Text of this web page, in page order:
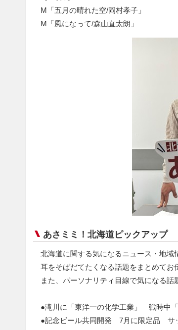
M「五月の晴れた空/岡村孝子」
M「風になって/森山直太朗」
あさミミ！北海道ピックアップ
北海道に関する気になるニュース・地域
耳をそばだてたくなる話題をまとめてお
また、パーソナリティ目線で気になる話
●滝川に「東洋一の化学工業」 戦時中
●記念ビール共同開発 7月に限定品 サ